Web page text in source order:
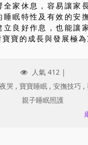
家休息，容易讓家
睡眠特性及有效的安
立良好作息，也能讓
寶的成長與發展極為
人氣 412 |
哭 , 寶寶睡眠 , 安撫技巧 ,
親子睡眠照護